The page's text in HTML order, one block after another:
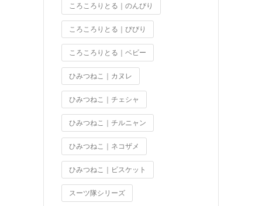
ころころりとる｜のんびり
ころころりとる｜びびり
ころころりとる｜ベビー
ひみつねこ｜カヌレ
ひみつねこ｜チェシャ
ひみつねこ｜チルニャン
ひみつねこ｜ネコザメ
ひみつねこ｜ビスケット
スーツ隊シリーズ